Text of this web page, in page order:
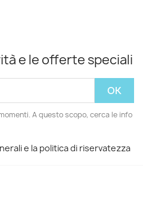
e le offerte speciali
A questo scopo, cerca le info
e la politica di riservatezza